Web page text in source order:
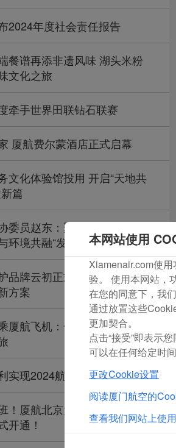
2024年度社会责任报告
餐谱再添非遗风味 湖头米粉
文化之旅
牵手世界田联钻石联赛
厦航费尔蒙酒店正式启幕
文化体验馆投用 开启“天地共
篇
委员赵东：聚焦民航发展，
环境共融“发声”
品牌云初正式发布，提供航
方案
厦航飞机：一场“神仙”级别的
实现2024航空安全年
！厦航北京大兴—老挝万象
开通！
本网站使用
Xiamenair.com使
验。 使用本网站，
在您的同意下，我
通过放置这些
更加契合。
点击“接受”即表示
可以在任何给定时
更改Cookie设置
阅读厦门航空的
查看我们网站上使